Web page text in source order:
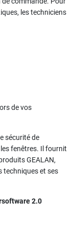
les techniciens
de vos
sécurité de
fenêtres. Il fournit
GEALAN,
techniques et ses
2.0